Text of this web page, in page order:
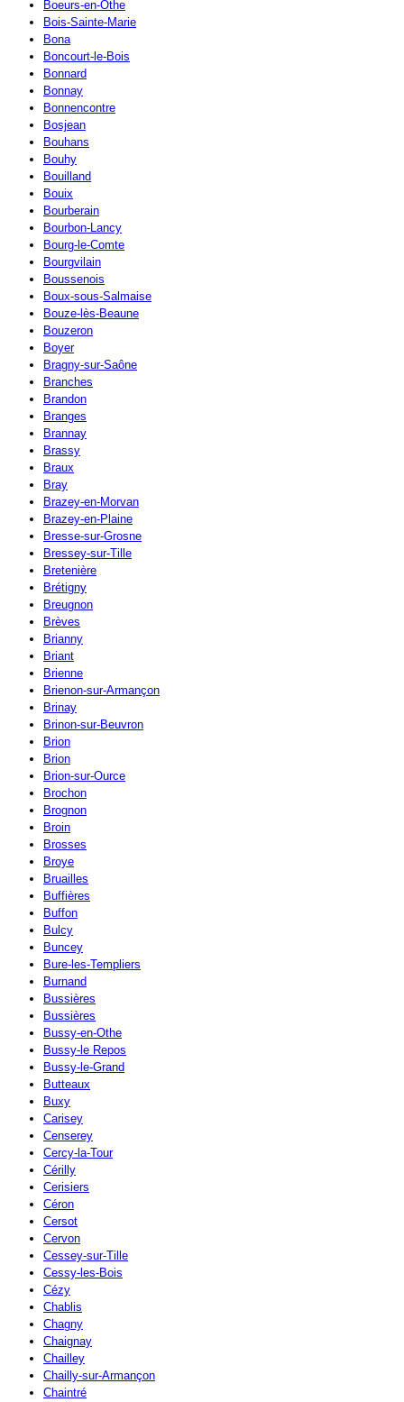
Boeurs-en-Othe
Bois-Sainte-Marie
Bona
Boncourt-le-Bois
Bonnard
Bonnay
Bonnencontre
Bosjean
Bouhans
Bouhy
Bouilland
Bouix
Bourberain
Bourbon-Lancy
Bourg-le-Comte
Bourgvilain
Boussenois
Boux-sous-Salmaise
Bouze-lès-Beaune
Bouzeron
Boyer
Bragny-sur-Saône
Branches
Brandon
Branges
Brannay
Brassy
Braux
Bray
Brazey-en-Morvan
Brazey-en-Plaine
Bresse-sur-Grosne
Bressey-sur-Tille
Bretenière
Brétigny
Breugnon
Brèves
Brianny
Briant
Brienne
Brienon-sur-Armançon
Brinay
Brinon-sur-Beuvron
Brion
Brion
Brion-sur-Ource
Brochon
Brognon
Broin
Brosses
Broye
Bruailles
Buffières
Buffon
Bulcy
Buncey
Bure-les-Templiers
Burnand
Bussières
Bussières
Bussy-en-Othe
Bussy-le Repos
Bussy-le-Grand
Butteaux
Buxy
Carisey
Censerey
Cercy-la-Tour
Cérilly
Cerisiers
Céron
Cersot
Cervon
Cessey-sur-Tille
Cessy-les-Bois
Cézy
Chablis
Chagny
Chaignay
Chailley
Chailly-sur-Armançon
Chaintré